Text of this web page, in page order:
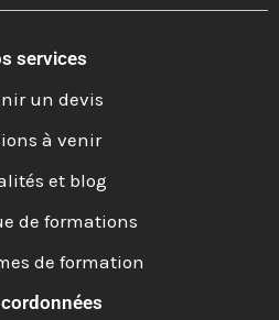
services
un devis
à venir
et blog
de formations
de formation